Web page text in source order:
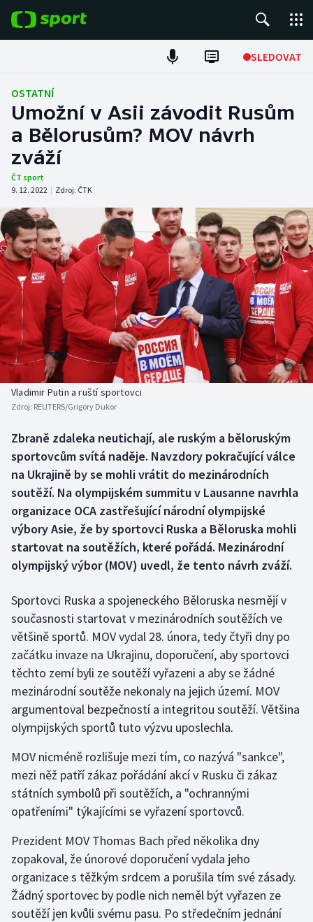
SLEDOVAT
Fotbal
Hokej
Tenis
Atletika
Cyklistika
DALŠÍ SPORTY
Americký fotbal
Baseball a softbal
Basketbal
Biatlon
Box
Curling
Dostihy
Florbal
Golf
Gymnastika
Házená
Jezdectví
Judo
Krasobruslení
Lyže a snowboard
Moderní pětiboj
NEPŘEHLÉDNĚTE
Soutěže
Historické návraty
Aplikace ČT sport
OSTATNÍ
Umožní v Asii závodit Rusům
a Bělorusům? MOV návrh
zváží
ČT sport
9. 12. 2022 | Zdroj: ČTK
Vladimir Putin a ruští sportovci
Zdroj: REUTERS/Grigory Dukor
Zbraně zdaleka neutichají, ale ruským a běloruským
sportovcům svítá naděje. Navzdory pokračující válce
na Ukrajině by se mohli vrátit do mezinárodních
soutěží. Na olympijském summitu v Lausanne navrhla
organizace OCA zastřešující národní olympijské
výbory Asie, že by sportovci Ruska a Běloruska mohli
startovat na soutěžích, které pořádá. Mezinárodní
olympijský výbor (MOV) uvedl, že tento návrh zváží.
Sportovci Ruska a spojeneckého Běloruska nesmějí v
současnosti startovat v mezinárodních soutěžích ve
většině sportů. MOV vydal 28. února, tedy čtyři dny po
začátku invaze na Ukrajinu, doporučení, aby sportovci
těchto zemí byli ze soutěží vyřazeni a aby se žádné
mezinárodní soutěže nekonaly na jejich území. MOV
argumentoval bezpečností a integritou soutěží. Většina
olympijských sportů tuto výzvu uposlechla.
MOV nicméně rozlišuje mezi tím, co nazývá "sankce",
mezi něž patří zákaz pořádání akcí v Rusku či zákaz
státních symbolů při soutěžích, a "ochrannými
opatřeními" týkajícími se vyřazení sportovců.
Prezident MOV Thomas Bach před několika dny
zopakoval, že únorové doporučení vydala jeho
organizace s těžkým srdcem a porušila tím své zásady.
Žádný sportovec by podle nich neměl být vyřazen ze
soutěží jen kvůli svému pasu. Po středečním jednání